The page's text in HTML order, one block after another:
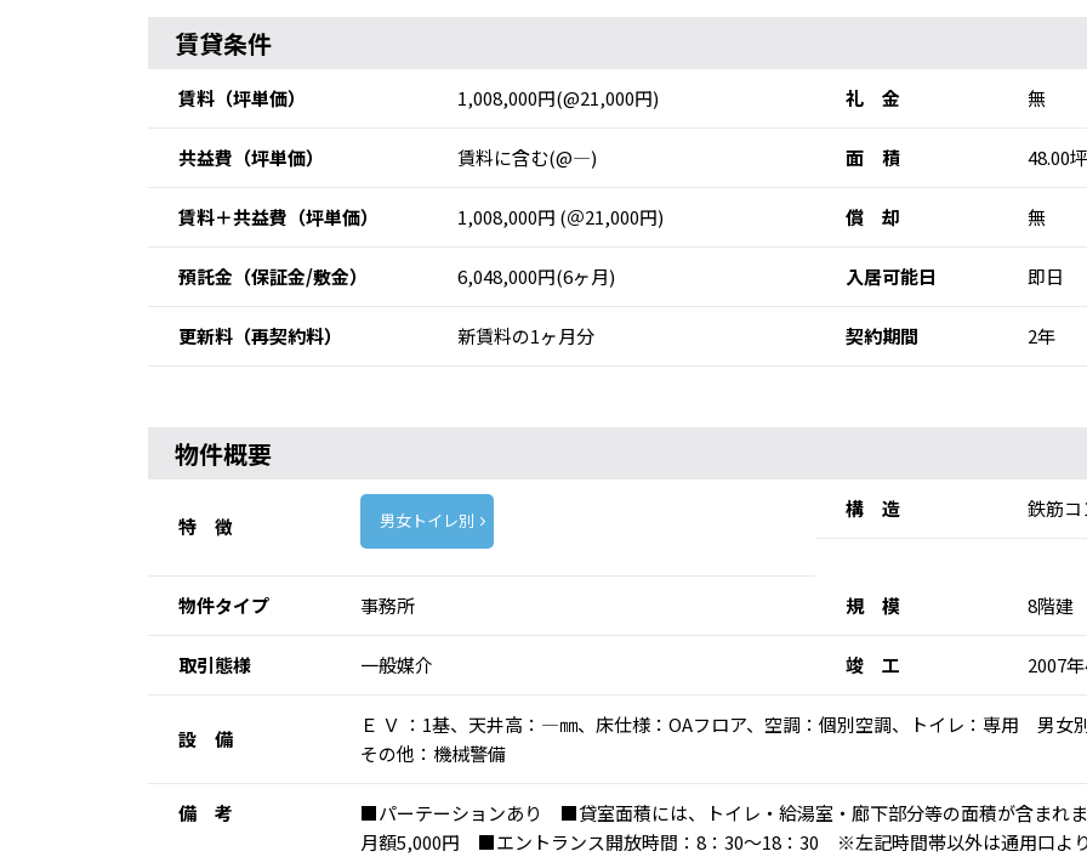
賃貸条件
賃料 （坪単価） 1,008,000円(@21,000円) 礼 金 無
共益費 （坪単価） 賃料に含む(@―) 面 積 48.00
賃料＋共益費 （坪単価） 1,008,000円 (＠21,000円) 償 却 無
預託金 （保証金/敷金） 6,048,000円(6ヶ月) 入居可能日 即日
更新料 （再契約料） 新賃料の1ヶ月分 契約期間 2年
物件概要
特 徴 男女トイレ別 構 造 鉄筋
物件タイプ 事務所 規 模 8階建
取引態様 一般媒介 竣 工 2007
設 備
Ｅ Ｖ ：1基、天井高：―㎜、床仕様：OAフロア、空調：個別空調、トイレ：専用 男
その他：機械警備
備 考
■パーテーションあり ■貸室面積には、トイレ・給湯室・廊下部分等の面積が含ま
月額5,000円 ■エントランス開放時間：8：30～18：30 ※左記時間帯以外は通用口よ